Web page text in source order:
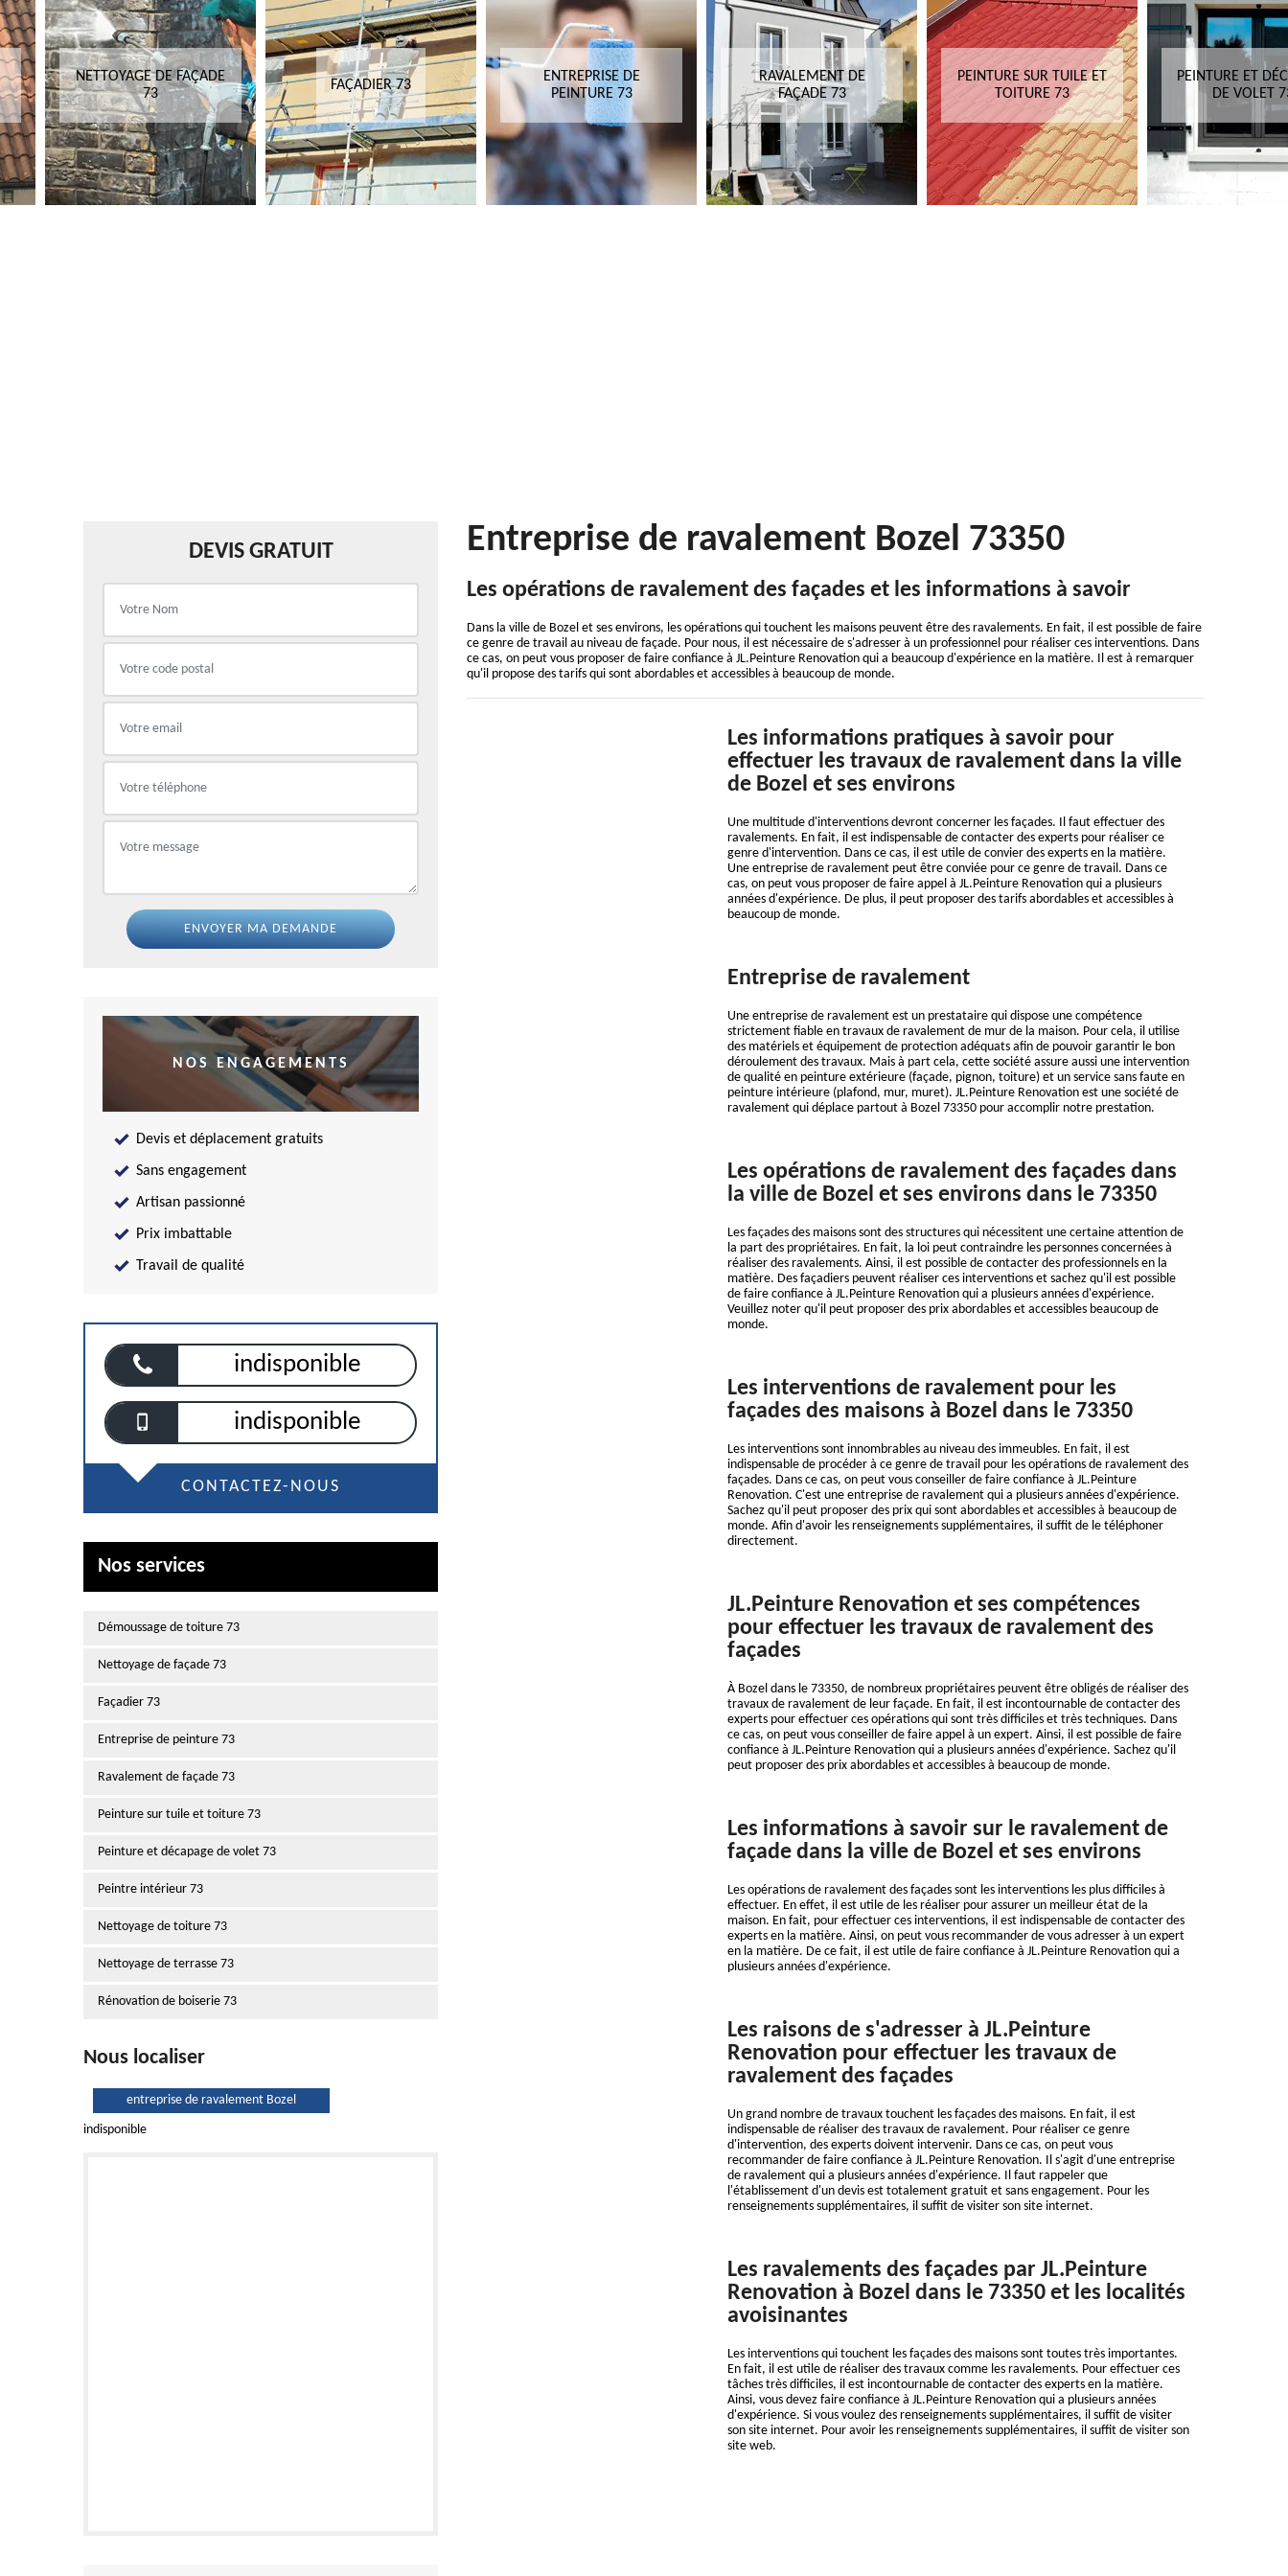
NETTOYAGE DE FAÇADE
73
FAÇADIER 73
ENTREPRISE DE
PEINTURE 73
RAVALEMENT DE
FAÇADE 73
PEINTURE SUR TUILE ET
TOITURE 73
PEINTURE ET
DE VOLET
DEVIS GRATUIT
NOS ENGAGEMENTS
Devis et déplacement gratuits
Sans engagement
Artisan passionné
Prix imbattable
Travail de qualité
indisponible
indisponible
CONTACTEZ-NOUS
Nos services
Démoussage de toiture 73
Nettoyage de façade 73
Façadier 73
Entreprise de peinture 73
Ravalement de façade 73
Peinture sur tuile et toiture 73
Peinture et décapage de volet 73
Peintre intérieur 73
Nettoyage de toiture 73
Nettoyage de terrasse 73
Rénovation de boiserie 73
Nous localiser
entreprise de ravalement Bozel
indisponible
Entreprise de ravalement Bozel 73350
Les opérations de ravalement des façades et les informations à savoir
Dans la ville de Bozel et ses environs, les opérations qui touchent les maisons peuvent être des ravalements. En fait, il est possible de faire
ce genre de travail au niveau de façade. Pour nous, il est nécessaire de s'adresser à un professionnel pour réaliser ces interventions. Dans
ce cas, on peut vous proposer de faire confiance à JL.Peinture Renovation qui a beaucoup d'expérience en la matière. Il est à remarquer
qu'il propose des tarifs qui sont abordables et accessibles à beaucoup de monde.
Les informations pratiques à savoir pour
effectuer les travaux de ravalement dans la ville
de Bozel et ses environs
Une multitude d'interventions devront concerner les façades. Il faut effectuer des
ravalements. En fait, il est indispensable de contacter des experts pour réaliser ce
genre d'intervention. Dans ce cas, il est utile de convier des experts en la matière.
Une entreprise de ravalement peut être conviée pour ce genre de travail. Dans ce
cas, on peut vous proposer de faire appel à JL.Peinture Renovation qui a plusieurs
années d'expérience. De plus, il peut proposer des tarifs abordables et accessibles à
beaucoup de monde.
Entreprise de ravalement
Une entreprise de ravalement est un prestataire qui dispose une compétence
strictement fiable en travaux de ravalement de mur de la maison. Pour cela, il utilise
des matériels et équipement de protection adéquats afin de pouvoir garantir le bon
déroulement des travaux. Mais à part cela, cette société assure aussi une intervention
de qualité en peinture extérieure (façade, pignon, toiture) et un service sans faute en
peinture intérieure (plafond, mur, muret). JL.Peinture Renovation est une société de
ravalement qui déplace partout à Bozel 73350 pour accomplir notre prestation.
Les opérations de ravalement des façades dans
la ville de Bozel et ses environs dans le 73350
Les façades des maisons sont des structures qui nécessitent une certaine attention de
la part des propriétaires. En fait, la loi peut contraindre les personnes concernées à
réaliser des ravalements. Ainsi, il est possible de contacter des professionnels en la
matière. Des façadiers peuvent réaliser ces interventions et sachez qu'il est possible
de faire confiance à JL.Peinture Renovation qui a plusieurs années d'expérience.
Veuillez noter qu'il peut proposer des prix abordables et accessibles beaucoup de
monde.
Les interventions de ravalement pour les
façades des maisons à Bozel dans le 73350
Les interventions sont innombrables au niveau des immeubles. En fait, il est
indispensable de procéder à ce genre de travail pour les opérations de ravalement des
façades. Dans ce cas, on peut vous conseiller de faire confiance à JL.Peinture
Renovation. C'est une entreprise de ravalement qui a plusieurs années d'expérience.
Sachez qu'il peut proposer des prix qui sont abordables et accessibles à beaucoup de
monde. Afin d'avoir les renseignements supplémentaires, il suffit de le téléphoner
directement.
JL.Peinture Renovation et ses compétences
pour effectuer les travaux de ravalement des
façades
À Bozel dans le 73350, de nombreux propriétaires peuvent être obligés de réaliser des
travaux de ravalement de leur façade. En fait, il est incontournable de contacter des
experts pour effectuer ces opérations qui sont très difficiles et très techniques. Dans
ce cas, on peut vous conseiller de faire appel à un expert. Ainsi, il est possible de faire
confiance à JL.Peinture Renovation qui a plusieurs années d'expérience. Sachez qu'il
peut proposer des prix abordables et accessibles à beaucoup de monde.
Les informations à savoir sur le ravalement de
façade dans la ville de Bozel et ses environs
Les opérations de ravalement des façades sont les interventions les plus difficiles à
effectuer. En effet, il est utile de les réaliser pour assurer un meilleur état de la
maison. En fait, pour effectuer ces interventions, il est indispensable de contacter des
experts en la matière. Ainsi, on peut vous recommander de vous adresser à un expert
en la matière. De ce fait, il est utile de faire confiance à JL.Peinture Renovation qui a
plusieurs années d'expérience.
Les raisons de s'adresser à JL.Peinture
Renovation pour effectuer les travaux de
ravalement des façades
Un grand nombre de travaux touchent les façades des maisons. En fait, il est
indispensable de réaliser des travaux de ravalement. Pour réaliser ce genre
d'intervention, des experts doivent intervenir. Dans ce cas, on peut vous
recommander de faire confiance à JL.Peinture Renovation. Il s'agit d'une entreprise
de ravalement qui a plusieurs années d'expérience. Il faut rappeler que
l'établissement d'un devis est totalement gratuit et sans engagement. Pour les
renseignements supplémentaires, il suffit de visiter son site internet.
Les ravalements des façades par JL.Peinture
Renovation à Bozel dans le 73350 et les localités
avoisinantes
Les interventions qui touchent les façades des maisons sont toutes très importantes.
En fait, il est utile de réaliser des travaux comme les ravalements. Pour effectuer ces
tâches très difficiles, il est incontournable de contacter des experts en la matière.
Ainsi, vous devez faire confiance à JL.Peinture Renovation qui a plusieurs années
d'expérience. Si vous voulez des renseignements supplémentaires, il suffit de visiter
son site internet. Pour avoir les renseignements supplémentaires, il suffit de visiter son
site web.